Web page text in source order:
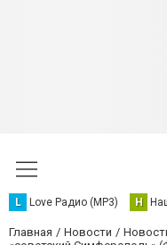
L Love Радио (MP3) Н
Главная Новости